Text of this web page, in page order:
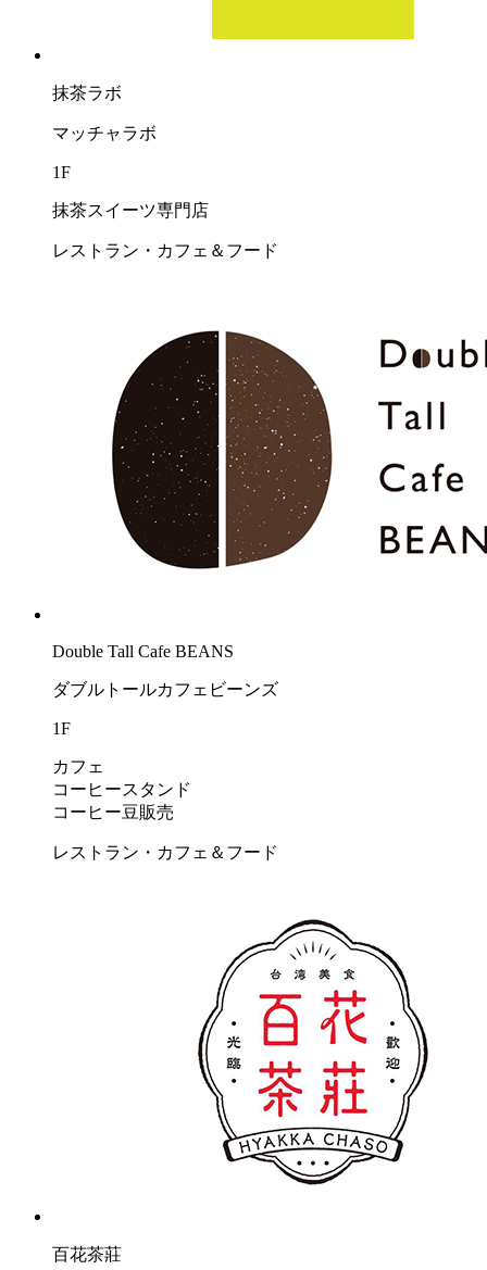
抹茶ラボ
マッチャラボ
1F
抹茶スイーツ専門店
レストラン・カフェ＆フード
Double Tall Cafe BEANS
ダブルトールカフェビーンズ
1F
カフェ
コーヒースタンド
コーヒー豆販売
レストラン・カフェ＆フード
百花茶莊